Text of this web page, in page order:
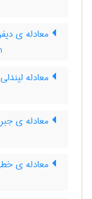
معادله ی
معادله لیندلی
معادله ی
معادله ی